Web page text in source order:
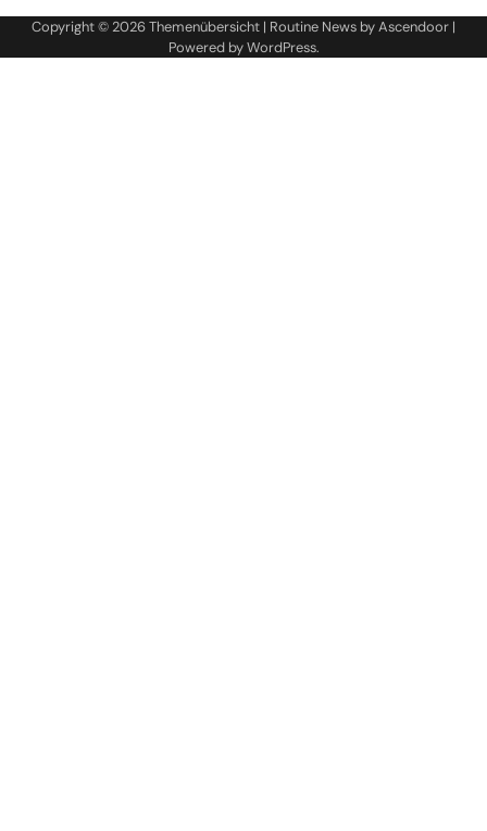
Copyright © 2026Themenübersicht | Routine News byAscendoor |
Powered byWordPress.